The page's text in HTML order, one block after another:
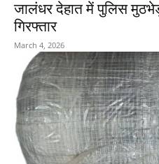
जालंधर देहात में पुलिस
गिरफ्तार
March 4, 2026